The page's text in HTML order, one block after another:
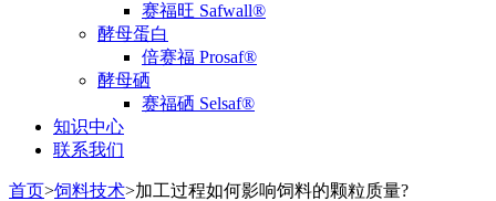
赛福旺 Safwall®
酵母蛋白
倍赛福 Prosaf®
酵母硒
赛福硒 Selsaf®
知识中心
联系我们
首页>饲料技术>加工过程如何影响饲料的颗粒质量?